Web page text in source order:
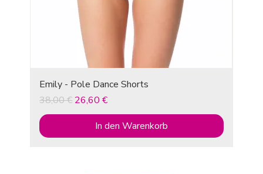
Emily - Pole Dance Shorts
Standardpreis
38,00 € Sale-Preis
26,60 €
In den Warenkorb